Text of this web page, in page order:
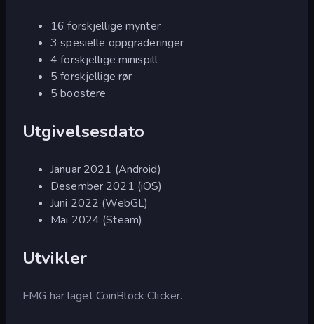
16 forskjellige mynter
3 spesielle oppgraderinger
4 forskjellige minispill
5 forskjellige rør
5 boostere
Utgivelsesdato
Januar 2021 (Android)
Desember 2021 (iOS)
Juni 2022 (WebGL)
Mai 2024 (Steam)
Utvikler
FMG har laget CoinBlock Clicker.